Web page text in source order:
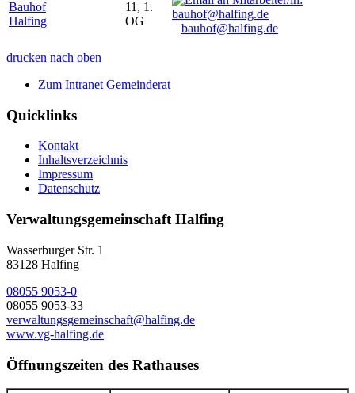
Bauhof
Halfing
11, 1.
OG
bauhof@halfing.de
drucken nach oben
Zum Intranet Gemeinderat
Quicklinks
Kontakt
Inhaltsverzeichnis
Impressum
Datenschutz
Verwaltungsgemeinschaft Halfing
Wasserburger Str. 1
83128 Halfing
08055 9053-0
08055 9053-33
verwaltungsgemeinschaft@halfing.de
www.vg-halfing.de
Öffnungszeiten des Rathauses